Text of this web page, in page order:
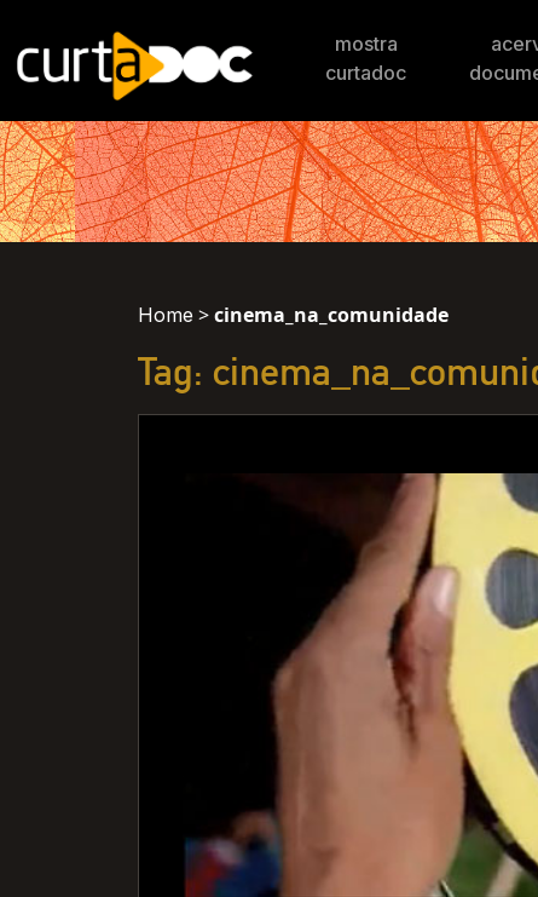
mostra
curtadoc
Home >cinema_na_comunidade
Tag: